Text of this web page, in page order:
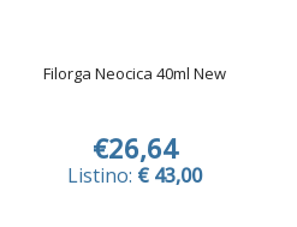
Filorga Neocica 40ml New
€26,64
Listino: € 43,00